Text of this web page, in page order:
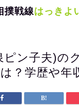
撲戦線はっきよ
ピン子夫)の
？学歴や年